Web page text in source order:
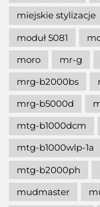
miejskie stylizacje
moduł 5081
moro
mr-g
mrg-b2000bs
mrg-b5000d
mtg-b1000dcm
mtg-b1000wlp-1a
mtg-b2000ph
mudmaster